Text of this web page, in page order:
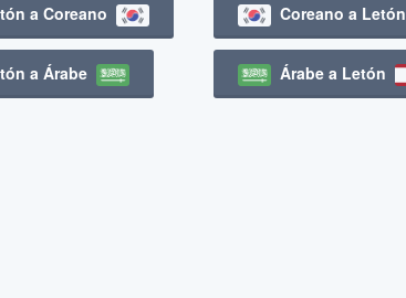
a Coreano
a Árabe
Coreano a Letón
Árabe a Letón